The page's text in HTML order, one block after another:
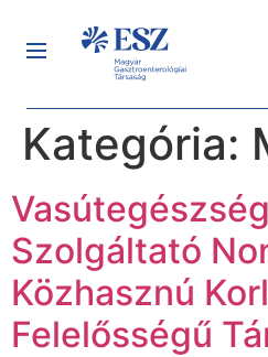
Kategória:
Szolgáltató
Közhasznú
Felelősségű